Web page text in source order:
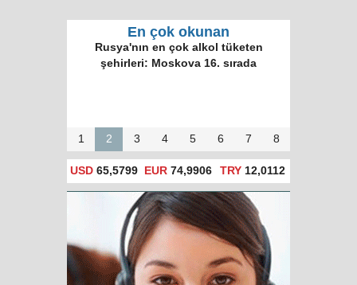
En çok okunan
Rusya'nın en çok alkol tüketen
şehirleri: Moskova 16. sırada
1 2 3 4 5 6 7 8
USD 65,5799 EUR 74,9906 TRY 12,0112